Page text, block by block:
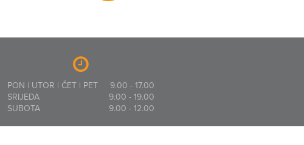
PON | UTOR | ČET | PET
9.00 - 17.00
SRIJEDA
9.00 - 19.00
SUBOTA
9.00 - 12.00